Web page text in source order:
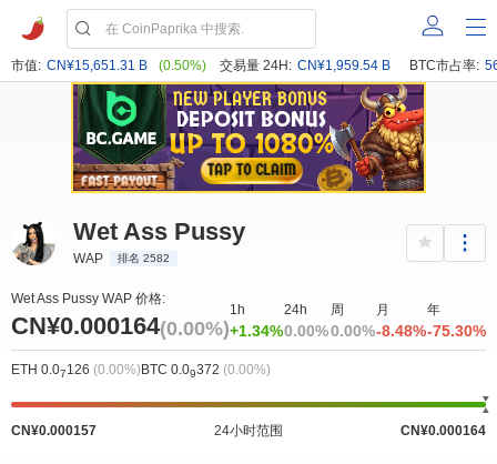
市值: CN¥15,651.31 B (0.50%) 交易量 24H: CN¥1,959.54 B BTC市占率:
Wet Ass Pussy
WAP 排名 2582
Wet Ass Pussy WAP 价格:
CN¥0.000164(0.00%)
1h
+1.34%
24h
0.00%
周
0.00%
月
-8.48%
年
-75.30%
ETH 0.07126 (0.00%) BTC 0.09372 (0.00%)
CN¥0.000157 24小时范围 CN¥0.000164